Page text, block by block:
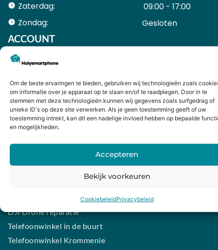
Om de beste ervaringen te bieden, gebruiken wij technologieën zoals
om informatie over je apparaat op te slaan en/of te raadplegen. Door in te
stemmen met deze technologieën kunnen wij gegevens zoals surfgedrag of
unieke ID's op deze site verwerken. Als je geen toestemming geeft of uw
toestemming intrekt, kan dit een nadelige invloed hebben op bepaalde
en mogelijkheden.
Accepteren
Bekijk voorkeuren
CookiebeleidPrivacybeleid
Zaterdag:
09:00 - 17:00
Zondag:
Gesloten ​ ​ ​ ​ ​ ​ ​
ACCOUNT
Mijn Account
Bestellingen
HANDIGE LINKS
Levering en retourneren
Garantie
Contact
iPhone laten maken
Samsung smartphone laten maken
Elektronica verkopen
DJI Drone reparatie
Telefoonwinkel in de buurt
Telefoonwinkel Krommenie